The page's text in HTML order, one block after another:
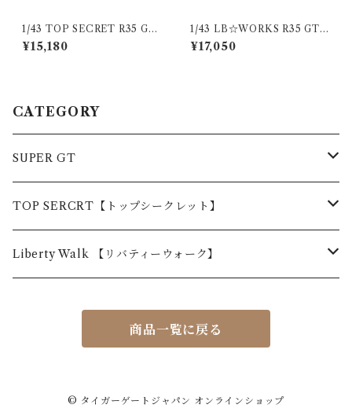
1/43 TOP SECRET R35 GT-
R TOP SECRET GOLD
¥15,180
1/43 LB☆WORKS R35 GT-
R LB メタリックブルー ＧＴ
ウイング
¥17,050
CATEGORY
SUPER GT
NISSAN SGT 2014
LEXUS SGT 2014
TOP SERCRT【トップシークレット】
NISSAN R35 GT-R
Liberty Walk 【リバティーウォーク】
LB☆WORKS 458
LB☆WORKS LB-01L
商品一覧に戻る
© タイガーゲートジャパン オンラインショップ